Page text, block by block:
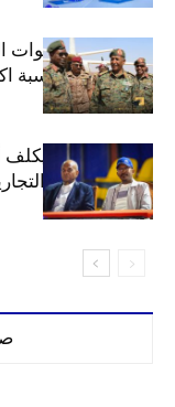
الهلال يهنئ
السوداني بمناسبة
الخرطوم
مجلس الهلال يكلف
ملف المحلات